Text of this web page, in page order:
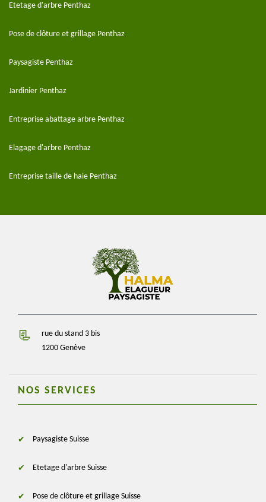
Etetage d'arbre Penthaz
Pose de clôture et grillage Penthaz
Paysagiste Penthaz
Jardinier Penthaz
Entreprise abattage arbre Penthaz
Elagage d'arbre Penthaz
Entreprise taille de haie Penthaz
rue du stand 3 bis
1200 Genève
NOS SERVICES
Paysagiste Suisse
Etetage d'arbre Suisse
Pose de clôture et grillage Suisse